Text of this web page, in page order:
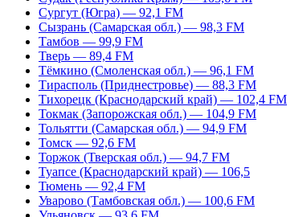
Сургут (Югра) — 92,1 FM
Сызрань (Самарская обл.) — 98,3 FM
Тамбов — 99,9 FM
Тверь — 89,4 FM
Тёмкино (Смоленская обл.) — 96,1 FM
Тирасполь (Приднестровье) — 88,3 FM
Тихорецк (Краснодарский край) — 102,4 FM
Токмак (Запорожская обл.) — 104,9 FM
Тольятти (Самарская обл.) — 94,9 FM
Томск — 92,6 FM
Торжок (Тверская обл.) — 94,7 FM
Туапсе (Краснодарский край) — 106,5
Тюмень — 92,4 FM
Уварово (Тамбовская обл.) — 100,6 FM